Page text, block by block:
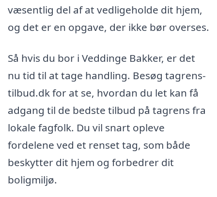
væsentlig del af at vedligeholde dit hjem,
og det er en opgave, der ikke bør overses.
Så hvis du bor i Veddinge Bakker, er det
nu tid til at tage handling. Besøg tagrens-
tilbud.dk for at se, hvordan du let kan få
adgang til de bedste tilbud på tagrens fra
lokale fagfolk. Du vil snart opleve
fordelene ved et renset tag, som både
beskytter dit hjem og forbedrer dit
boligmiljø.